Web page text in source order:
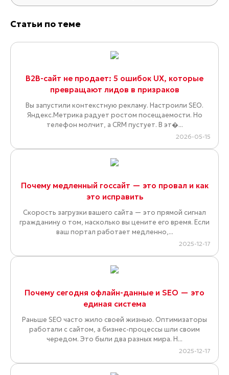
Статьи по теме
B2B-сайт не продает: 5 ошибок UX, которые
превращают лидов в призраков
Вы запустили контекстную рекламу. Настроили SEO.
Яндекс.Метрика радует ростом посещаемости. Но
телефон молчит, а CRM пустует. В эт�...
2026-05-15
Почему медленный госсайт — это провал и как
это исправить
Скорость загрузки вашего сайта — это прямой сигнал
гражданину о том, насколько вы цените его время. Если
ваш портал работает медленно,...
2025-12-17
Почему сегодня офлайн-данные и SEO — это
единая система
Раньше SEO часто жило своей жизнью. Оптимизаторы
работали с сайтом, а бизнес-процессы шли своим
чередом. Это были два разных мира. Н...
2025-12-17